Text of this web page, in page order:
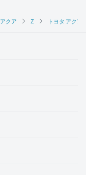
アクア Z トヨタ アク